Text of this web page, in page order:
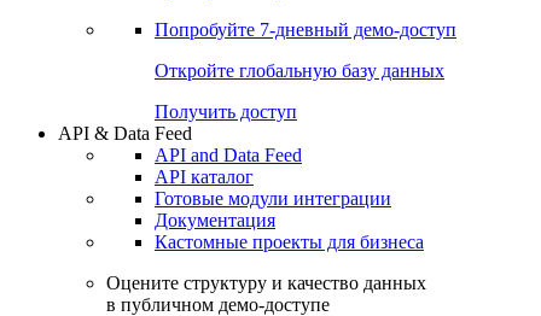
Попробуйте 7-дневный демо-доступ
Откройте глобальную базу данных
Получить доступ
API & Data Feed
API and Data Feed
API каталог
Готовые модули интеграции
Документация
Кастомные проекты для бизнеса
Оцените структуру и качество данных
в публичном демо-доступе